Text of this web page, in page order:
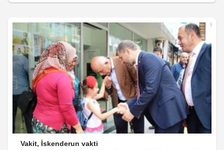
Vakit, İskenderun vakti